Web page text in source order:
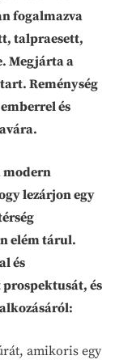
fogalmazva
talpraesett,
Megjárta a
Reménység
és
modern
lezárjon egy
elém tárul.
és
és
amikoris egy